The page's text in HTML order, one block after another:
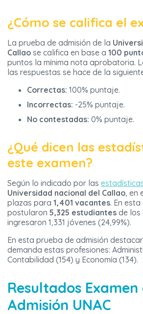
¿Cómo se califica el
La prueba de admisión de la
Callao se califica en base a 100
puntos la mínima nota aprobatoria.
las respuestas se hace de la
Correctas: 100% puntaje.
Incorrectas: -25% puntaje.
No contestadas: 0% puntaje.
¿Qué dicen las
este examen?
Según lo indicado por las
Universidad nacional del Callao, en
plazas para 1,401 vacantes. En
postularon 5,325 estudiantes de los
ingresaron 1,331 jóvenes (24,99%).
En esta prueba de admisión
demanda estas profesiones:
Contabilidad (154) y Economía (134).
Resultados Examen
Admisión UNAC